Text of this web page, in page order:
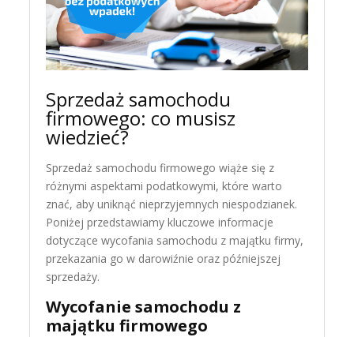
Sprzedaż samochodu
firmowego: co musisz
wiedzieć?
Sprzedaż samochodu firmowego wiąże się z
różnymi aspektami podatkowymi, które warto
znać, aby uniknąć nieprzyjemnych niespodzianek.
Poniżej przedstawiamy kluczowe informacje
dotyczące wycofania samochodu z majątku firmy,
przekazania go w darowiźnie oraz późniejszej
sprzedaży.
Wycofanie samochodu z
majątku firmowego